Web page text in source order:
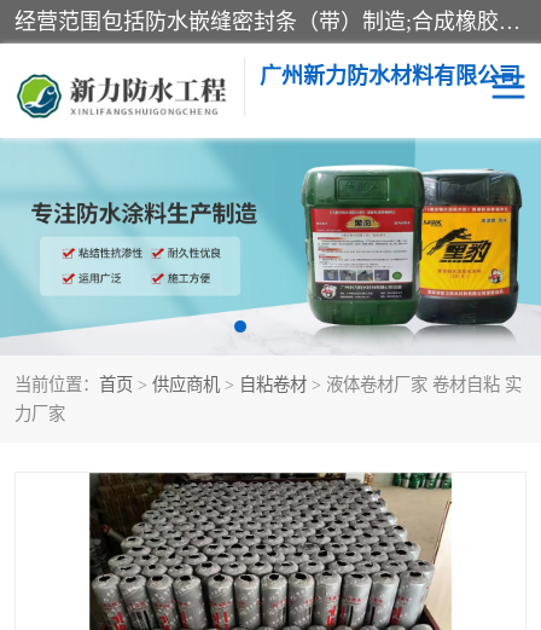
经营范围包括防水嵌缝密封条（带）制造;合成橡胶制造（监控化学品、危险化学品除外）;沥青混合物制造;防水胶粘带制造;其他合成材料制造（监控化学品、危险化学品除外）;涂料制造（监控化学品、危险化学品除外）;建筑结构防水补漏;防水建筑材料制造;粘合剂制造（监控化学品、危险化学品除外）;涂料零售;广州新力防水材料有限公司具有1处分支机构。
广州新力防水材料有限公司
当前位置： 首页 > 供应商机 > 自粘卷材 > 液体卷材厂家 卷材自粘 实
力厂家
黑豹防水胶 建筑108胶水
乳化沥青防水涂料 自粘卷材
非固化橡胶防水涂料